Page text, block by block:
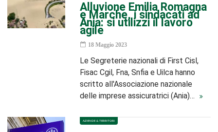
Alluvione Emilia Romagna
e Marche, i sindacati ad
Ania: si utilizzi il lavoro
agile
18 Maggio 2023
Le Segreterie nazionali di First Cisl,
Fisac Cgil, Fna, Snfia e Uilca hanno
scritto all'Associazione nazionale
delle imprese assicuratrici (Ania)…
AZIENDE & TERRITORI